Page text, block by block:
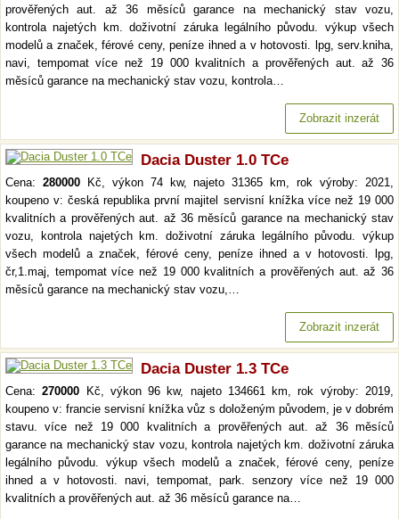
prověřených aut. až 36 měsíců garance na mechanický stav vozu,
kontrola najetých km. doživotní záruka legálního původu. výkup všech
modelů a značek, férové ceny, peníze ihned a v hotovosti. lpg, serv.kniha,
navi, tempomat více než 19 000 kvalitních a prověřených aut. až 36
měsíců garance na mechanický stav vozu, kontrola…
Zobrazit inzerát
Dacia Duster 1.0 TCe
Cena: 280000Kč, výkon 74 kw, najeto 31365 km, rok výroby: 2021,
koupeno v: česká republika první majitel servisní knížka více než 19 000
kvalitních a prověřených aut. až 36 měsíců garance na mechanický stav
vozu, kontrola najetých km. doživotní záruka legálního původu. výkup
všech modelů a značek, férové ceny, peníze ihned a v hotovosti. lpg,
čr,1.maj, tempomat více než 19 000 kvalitních a prověřených aut. až 36
měsíců garance na mechanický stav vozu,…
Zobrazit inzerát
Dacia Duster 1.3 TCe
Cena:270000 Kč, výkon 96 kw, najeto 134661 km, rok výroby: 2019,
koupeno v: francie servisní knížka vůz s doloženým původem, je v dobrém
stavu. více než 19 000 kvalitních a prověřených aut. až 36 měsíců
garance na mechanický stav vozu, kontrola najetých km. doživotní záruka
legálního původu. výkup všech modelů a značek, férové ceny, peníze
ihned a v hotovosti. navi, tempomat, park. senzory více než 19 000
kvalitních a prověřených aut. až 36 měsíců garance na…